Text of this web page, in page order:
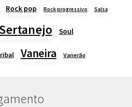
Rock pop Rock progressivo Salsa
Sertanejo Soul
Vaneira Vanerão